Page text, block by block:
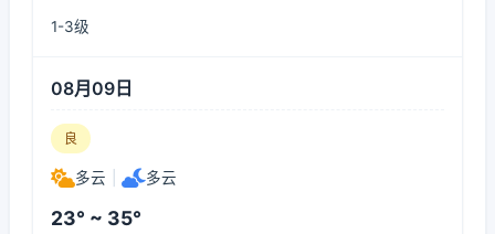
1-3级
08月09日
良
多云 多云
23° ~ 35°